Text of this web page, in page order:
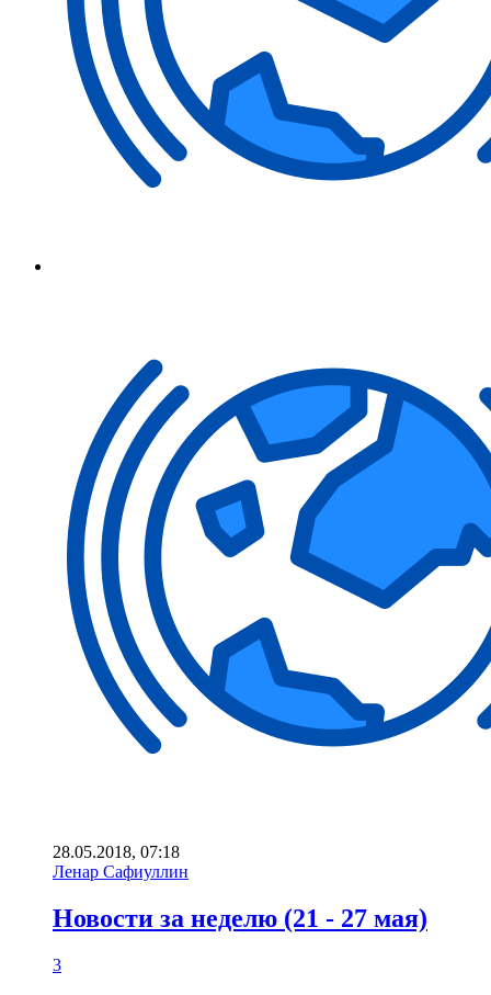
28.05.2018, 07:18
Ленар Сафиуллин
Новости за неделю (21 - 27 мая)
3